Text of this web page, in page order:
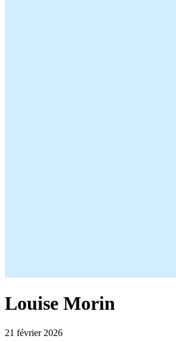
Louise Morin
21 février 2026